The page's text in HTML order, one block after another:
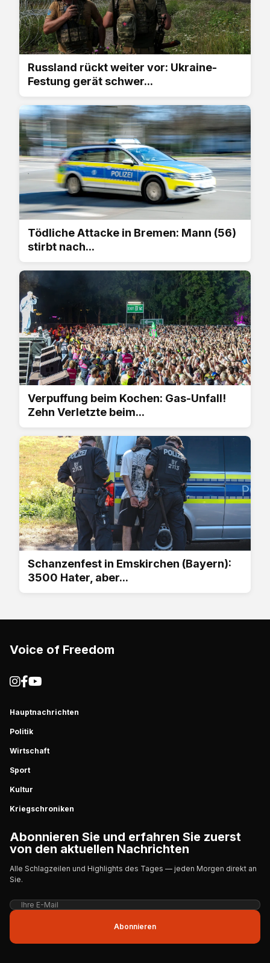
Russland rückt weiter vor: Ukraine-
Festung gerät schwer...
Tödliche Attacke in Bremen: Mann (56)
stirbt nach...
Verpuffung beim Kochen: Gas-Unfall!
Zehn Verletzte beim...
Schanzenfest in Emskirchen (Bayern):
3500 Hater, aber...
Voice of Freedom
Hauptnachrichten
Politik
Wirtschaft
Sport
Kultur
Kriegschroniken
Abonnieren Sie und erfahren Sie zuerst
von den aktuellen Nachrichten
Alle Schlagzeilen und Highlights des Tages — jeden Morgen direkt an
Sie.
Abonnieren